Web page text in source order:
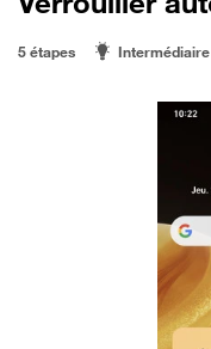
5 étapes Intermédiaire